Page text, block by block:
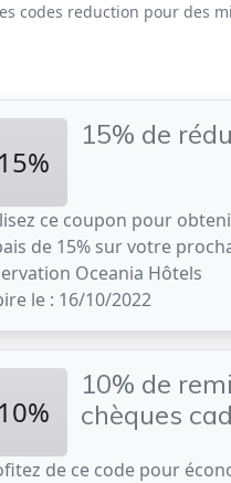
codes reduction pour des
15%
15% de
ce coupon pour
de 15% sur votre
Oceania Hôtels
le : 16/10/2022
10%
10% de
chèques
de ce code pour